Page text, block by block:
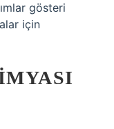
gösteri
için